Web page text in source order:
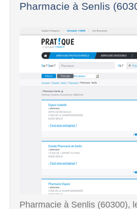
Pharmacie à Senlis
Pharmacie à Senlis (60300),